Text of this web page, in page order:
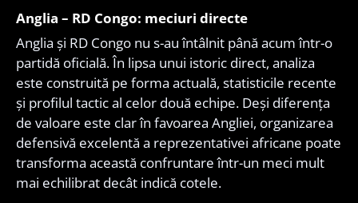
Anglia – RD Congo: meciuri directe
Anglia și RD Congo nu s-au întâlnit până acum într-o
partidă oficială. În lipsa unui istoric direct, analiza
este construită pe forma actuală, statisticile recente
și profilul tactic al celor două echipe. Deși diferența
de valoare este clar în favoarea Angliei, organizarea
defensivă excelentă a reprezentativei africane poate
transforma această confruntare într-un meci mult
mai echilibrat decât indică cotele.